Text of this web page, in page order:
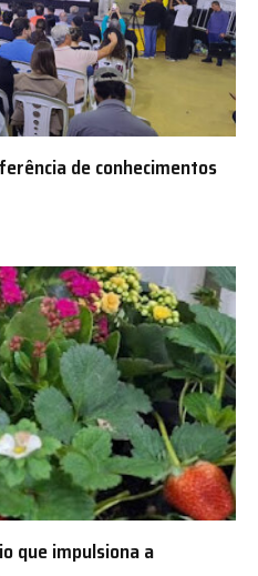
de conhecimentos
que impulsiona a